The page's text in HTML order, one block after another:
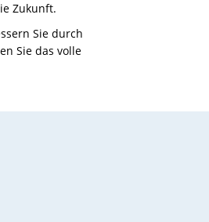
Zukunft.
Sie durch
Sie das volle